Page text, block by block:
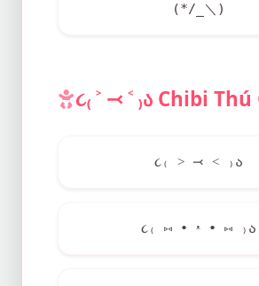
(*/_＼)
૮₍ ˃ ⤙ ˂ ₎ა Chibi
૮₍ ˃ ⤙ ˂ ₎ა
૮₍ ⑅ • ᵜ • ⑅ ₎ა